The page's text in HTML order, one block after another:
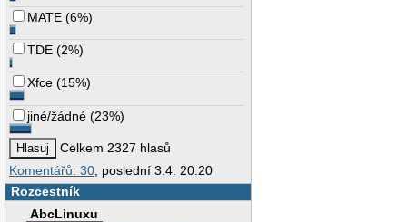
MATE (6%)
TDE (2%)
Xfce (15%)
jiné/žádné (23%)
Celkem 2327 hlasů
Komentářů: 30, poslední 3.4. 20:20
Rozcestník
AbcLinuxu